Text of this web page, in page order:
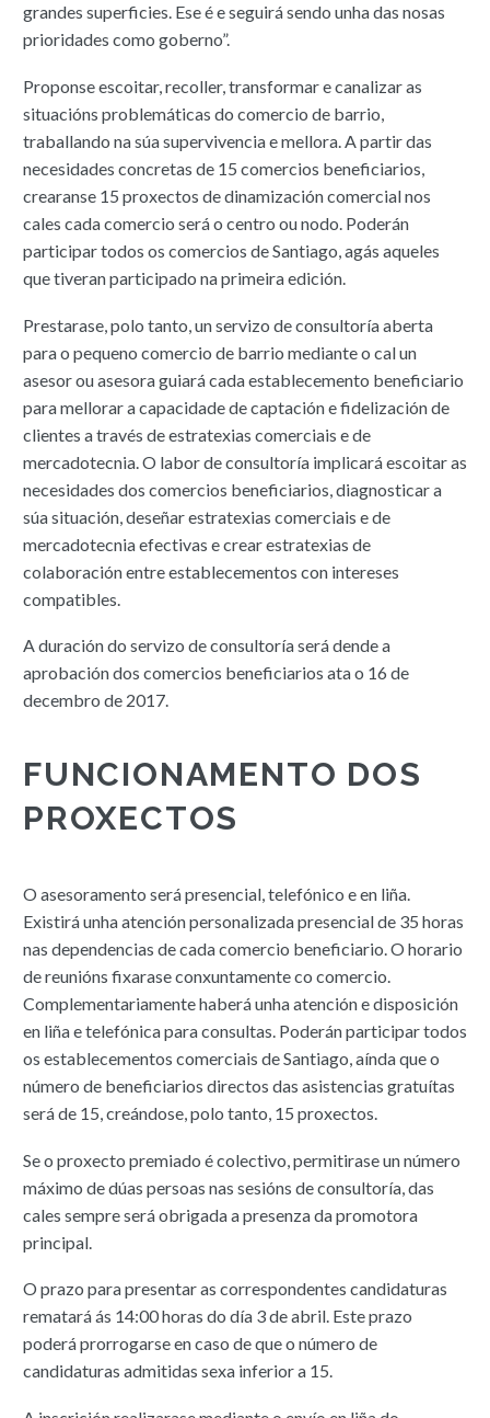
grandes superficies. Ese é e seguirá sendo unha das nosas
prioridades como goberno”.
Proponse escoitar, recoller, transformar e canalizar as
situacións problemáticas do comercio de barrio,
traballando na súa supervivencia e mellora. A partir das
necesidades concretas de 15 comercios beneficiarios,
crearanse 15 proxectos de dinamización comercial nos
cales cada comercio será o centro ou nodo. Poderán
participar todos os comercios de Santiago, agás aqueles
que tiveran participado na primeira edición.
Prestarase, polo tanto, un servizo de consultoría aberta
para o pequeno comercio de barrio mediante o cal un
asesor ou asesora guiará cada establecemento beneficiario
para mellorar a capacidade de captación e fidelización de
clientes a través de estratexias comerciais e de
mercadotecnia. O labor de consultoría implicará escoitar as
necesidades dos comercios beneficiarios, diagnosticar a
súa situación, deseñar estratexias comerciais e de
mercadotecnia efectivas e crear estratexias de
colaboración entre establecementos con intereses
compatibles.
A duración do servizo de consultoría será dende a
aprobación dos comercios beneficiarios ata o 16 de
decembro de 2017.
FUNCIONAMENTO DOS
PROXECTOS
O asesoramento será presencial, telefónico e en liña.
Existirá unha atención personalizada presencial de 35 horas
nas dependencias de cada comercio beneficiario. O horario
de reunións fixarase conxuntamente co comercio.
Complementariamente haberá unha atención e disposición
en liña e telefónica para consultas. Poderán participar todos
os establecementos comerciais de Santiago, aínda que o
número de beneficiarios directos das asistencias gratuítas
será de 15, creándose, polo tanto, 15 proxectos.
Se o proxecto premiado é colectivo, permitirase un número
máximo de dúas persoas nas sesións de consultoría, das
cales sempre será obrigada a presenza da promotora
principal.
O prazo para presentar as correspondentes candidaturas
rematará ás 14:00 horas do día 3 de abril. Este prazo
poderá prorrogarse en caso de que o número de
candidaturas admitidas sexa inferior a 15.